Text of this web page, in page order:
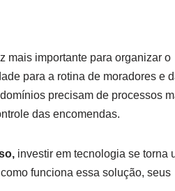
mais importante para organizar o
para a rotina de moradores e
precisam de processos
das encomendas.
investir em tecnologia se torna
como funciona essa solução, seus